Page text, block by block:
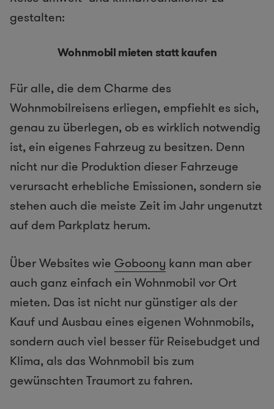
gestalten:
Wohnmobil mieten statt kaufen
Für alle, die dem Charme des
Wohnmobilreisens erliegen, empfiehlt es sich,
genau zu überlegen, ob es wirklich notwendig
ist, ein eigenes Fahrzeug zu besitzen. Denn
nicht nur die Produktion dieser Fahrzeuge
verursacht erhebliche Emissionen, sondern sie
stehen auch die meiste Zeit im Jahr ungenutzt
auf dem Parkplatz herum.
Über Websites wie Goboony kann man aber
auch ganz einfach ein Wohnmobil vor Ort
mieten. Das ist nicht nur günstiger als der
Kauf und Ausbau eines eigenen Wohnmobils,
sondern auch viel besser für Reisebudget und
Klima, als das Wohnmobil bis zum
gewünschten Traumort zu fahren.